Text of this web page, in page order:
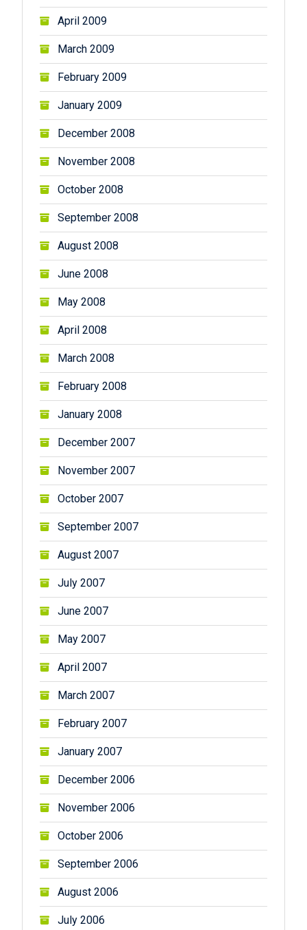
April 2009
March 2009
February 2009
January 2009
December 2008
November 2008
October 2008
September 2008
August 2008
June 2008
May 2008
April 2008
March 2008
February 2008
January 2008
December 2007
November 2007
October 2007
September 2007
August 2007
July 2007
June 2007
May 2007
April 2007
March 2007
February 2007
January 2007
December 2006
November 2006
October 2006
September 2006
August 2006
July 2006